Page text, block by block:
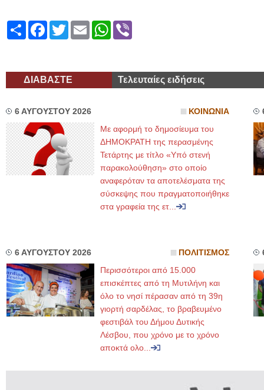
ShareFacebook
TwitterEmailWhatsApp
ΔΙΑΒΑΣΤΕ Τελευταίες ειδήσεις
6 ΑΥΓΟΥΣΤΟΥ 2026 ΚΟΙΝΩΝΙΑ
Με αφορμή το δημοσίευμα του
ΔΗΜΟΚΡΑΤΗ της περασμένης
Τετάρτης με τίτλο «Υπό στενή
παρακολούθηση» στο οποίο
αναφερόταν τα αποτελέσματα της
σύσκεψης που πραγματοποιήθηκε
στα γραφεία της ετ...
6 ΑΥΓΟΥΣΤΟΥ 2026 ΠΟΛΙΤΙΣΜΟΣ
Περισσότεροι από 15.000
επισκέπτες από τη Μυτιλήνη και
όλο το νησί πέρασαν από τη 39η
γιορτή σαρδέλας, το βραβευμένο
φεστιβάλ του Δήμου Δυτικής
Λέσβου, που χρόνο με το χρόνο
αποκτά ολο...